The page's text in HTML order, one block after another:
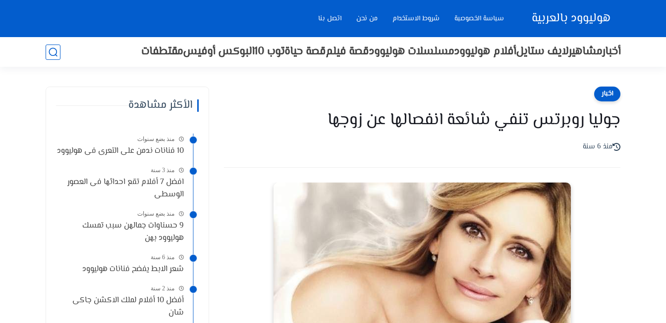
هوليوود بالعربية سياسة الخصوصية شروط الاستخدام من نحن اتصل بنا
أخبارمشاهيرلايف ستايلأفلام هوليوودمسلسلات هوليوودقصة فيلمقصة حياةتوب 10 البوكس أوفيسمقتطفات
اخبار
جوليا روبرتس تنفي شائعة انفصالها عن زوجها
منذ 6 سنة
الأكثر مشاهدة
منذ بضع سنوات
10 فنانات ندمن على التعرى فى هوليوود
منذ 3 سنة
افضل 7 أفلام تقع احداثها فى العصور
الوسطى
منذ بضع سنوات
9 حسناوات جمالهن سبب تمسك
هوليوود بهن
منذ 6 سنة
شعر الابط يفضح فنانات هوليوود
منذ 2 سنة
أفضل 10 أفلام لملك الاكشن جاكى
شان